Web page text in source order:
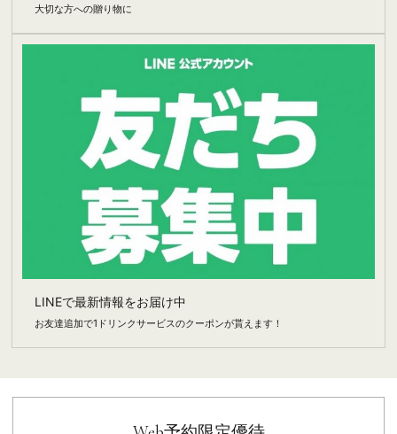
大切な方への贈り物に
LINEで最新情報をお届け中
お友達追加で1ドリンクサービスのクーポンが貰えます！